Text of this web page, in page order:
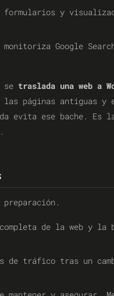
formularios y
Google
se traslada una web a
páginas antiguas y
evita ese bache. Es
de la web y la
de tráfico tras un